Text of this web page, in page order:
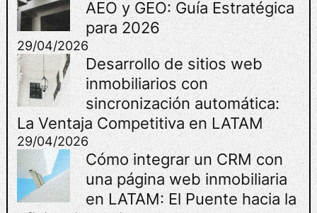
N
I
A
:
P
O
R
Q
U
É
A
H
O
AEO y GEO: Guía Estratégica
para 2026
29/04/2026
Desarrollo de sitios web
inmobiliarios con
sincronización automática:
La Ventaja Competitiva en LATAM
29/04/2026
Cómo integrar un CRM con
una página web inmobiliaria
en LATAM: El Puente hacia la